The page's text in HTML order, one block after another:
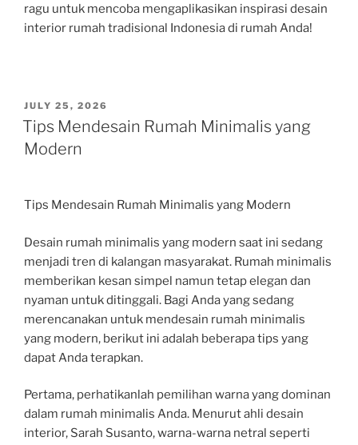
ragu untuk mencoba mengaplikasikan inspirasi desain
interior rumah tradisional Indonesia di rumah Anda!
POSTED
ON
JULY 25, 2026
Tips Mendesain Rumah Minimalis yang
Modern
Tips Mendesain Rumah Minimalis yang Modern
Desain rumah minimalis yang modern saat ini sedang
menjadi tren di kalangan masyarakat. Rumah minimalis
memberikan kesan simpel namun tetap elegan dan
nyaman untuk ditinggali. Bagi Anda yang sedang
merencanakan untuk mendesain rumah minimalis
yang modern, berikut ini adalah beberapa tips yang
dapat Anda terapkan.
Pertama, perhatikanlah pemilihan warna yang dominan
dalam rumah minimalis Anda. Menurut ahli desain
interior, Sarah Susanto, warna-warna netral seperti